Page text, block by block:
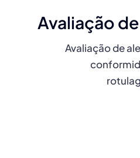
Avaliação
Avaliação de